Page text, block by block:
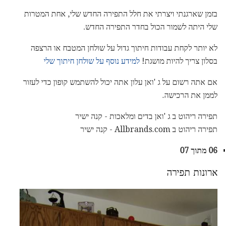
בזמן שארגנתי ויצרתי את חלל התפירה החדש שלי, אחת המטרות
שלי היתה לשמור הכול בחדר התפירה החדש.
לא יותר לקחת עבודות חיתוך גדול על שולחן המטבח או הרצפה
בסלון צריך להיות מושגת! למידע נוסף על שולחן חיתוך שלי
אם אתה רשום על ג 'ואן עלון אתה יכול להשתמש קופון כדי לעזור
לממן את הרכישה.
תפירה ריהוט ב ג 'ואן בדים ומלאכות - קנה ישיר
תפירה ריהוט ב Allbrands.com - קנה ישיר
06 מתוך 07
ארונות תפירה